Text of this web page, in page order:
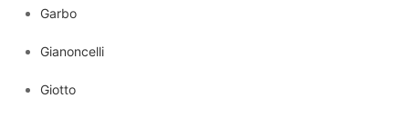
Garbo
Gianoncelli
Giotto